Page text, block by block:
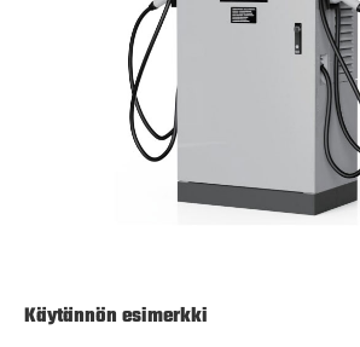
Käytännön esimerkki